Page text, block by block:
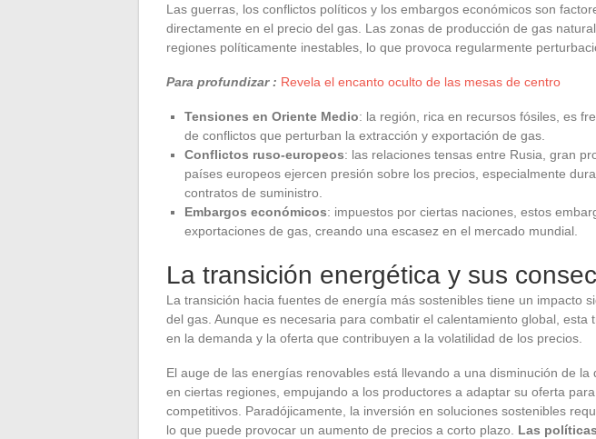
Las guerras, los conflictos políticos y los embargos económicos son
directamente en el precio del gas. Las zonas de producción de gas
regiones políticamente inestables, lo que provoca regularmente
Para profundizar : Revela el encanto oculto de las mesas de centro
Tensiones en Oriente Medio: la región, rica en recursos fósiles, es
de conflictos que perturban la extracción y exportación de gas.
Conflictos ruso-europeos: las relaciones tensas entre Rusia, gran
países europeos ejercen presión sobre los precios, especialmente
contratos de suministro.
Embargos económicos: impuestos por ciertas naciones, estos
exportaciones de gas, creando una escasez en el mercado mundial.
La transición energética y sus
La transición hacia fuentes de energía más sostenibles tiene un impacto
del gas. Aunque es necesaria para combatir el calentamiento global, esta
en la demanda y la oferta que contribuyen a la volatilidad de los precios.
El auge de las energías renovables está llevando a una disminución de la
en ciertas regiones, empujando a los productores a adaptar su oferta
competitivos. Paradójicamente, la inversión en soluciones sostenibles
lo que puede provocar un aumento de precios a corto plazo. Las